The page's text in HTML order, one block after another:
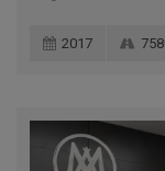
2017